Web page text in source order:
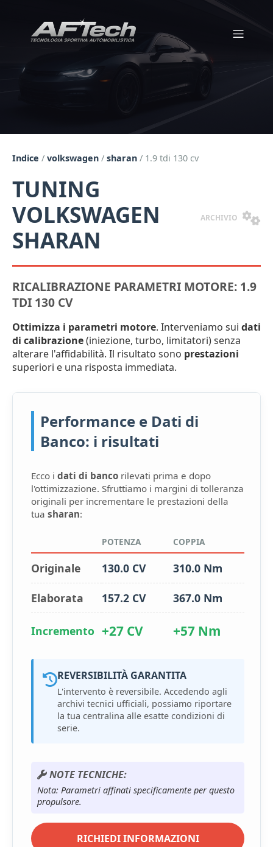
Indice / volkswagen / sharan / 1.9 tdi 130 cv
TUNING
VOLKSWAGEN
SHARAN
ARCHIVIO
RICALIBRAZIONE PARAMETRI MOTORE: 1.9
TDI 130 CV
Ottimizza i parametri motore. Interveniamo sui dati
di calibrazione(iniezione, turbo, limitatori) senza
alterare l'affidabilità. Il risultato sono prestazioni
superiori e una risposta immediata.
Performance e Dati di
Banco: i risultati
Ecco i dati di banco rilevati prima e dopo
l'ottimizzazione. Sfruttiamo i margini di tolleranza
originali per incrementare le prestazioni della
tua sharan:
POTENZA COPPIA
Originale 130.0 CV 310.0 Nm
Elaborata 157.2 CV 367.0 Nm
Incremento +27 CV +57 Nm
REVERSIBILITÀ GARANTITA
L'intervento è reversibile. Accedendo agli
archivi tecnici ufficiali, possiamo riportare
la tua centralina alle esatte condizioni di
serie.
NOTE TECNICHE:
Nota: Parametri affinati specificamente per questo
propulsore.
RICHIEDI INFORMAZIONI